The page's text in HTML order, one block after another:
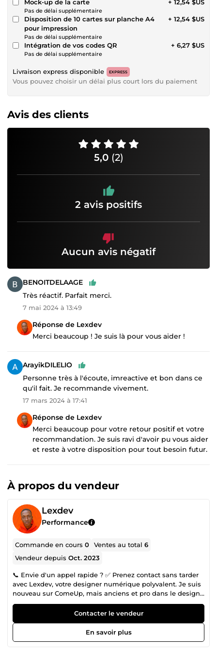
Mock-up de la carte
Pas de délai supplémentaire
+ 12,54 $US
Disposition de 10 cartes sur planche A4
pour impression
Pas de délai supplémentaire
+ 12,54 $US
Intégration de vos codes QR
Pas de délai supplémentaire
+ 6,27 $US
Livraison express disponible EXPRESS
Vous pouvez choisir un délai plus court lors du paiement
Avis des clients
5,0 (2)
2 avis positifs
Aucun avis négatif
BENOITDELAAGE
Très réactif. Parfait merci.
7 mai 2024 à 13:49
Réponse de Lexdev
Merci beaucoup ! Je suis là pour vous aider !
ArayikDILELIO
Personne très à l'écoute, imreactive et bon dans ce
qu'il fait. Je recommande vivement.
17 mars 2024 à 17:41
Réponse de Lexdev
Merci beaucoup pour votre retour positif et votre
recommandation. Je suis ravi d'avoir pu vous aider
et reste à votre disposition pour tout besoin futur.
À propos du vendeur
Lexdev
Performance
Commande en cours0 Ventes au total6
Vendeur depuisOct. 2023
📞 Envie d'un appel rapide ? ✅ Prenez contact sans tarder
avec Lexdev, votre designer numérique polyvalent. Je suis
nouveau sur ComeUp, mais anciens et pro dans le design
numérique. Avec 7 ans d'expertise, je me spécialise dans
le 🚀 Branding, 🎨 UX Design, et 🛠️ Développement web.
En maîtrisant des logiciels tels qu'Adobe Illustrator,
Photoshop, InDesign, Figma, Webflow, WordPress, et
Glide, je suis convaincu que le design est le moteur de
Contacter le vendeur
En savoir plus